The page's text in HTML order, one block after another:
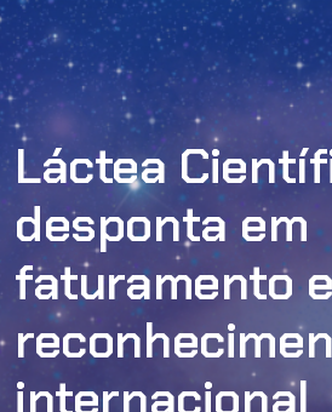
Láctea
desponta em
faturamento e
internacional